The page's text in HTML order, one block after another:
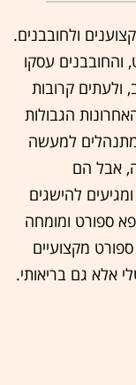
ולחובבנים.
והחובבנים עסקו
ולעתים קרובות
הגבולות
מתנהלים למעשה
אבל הם
להישגים
ספורט ומומחה
מקצועיים
אלא גם בריאותי.